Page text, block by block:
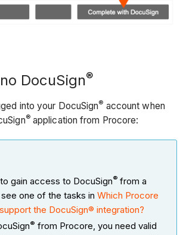
DocuSign®
into your DocuSign® account when
®application from Procore:
gain access to DocuSign®from a
one of the tasks inWhich Procore
the DocuSign® integration?
® from Procore, you need valid